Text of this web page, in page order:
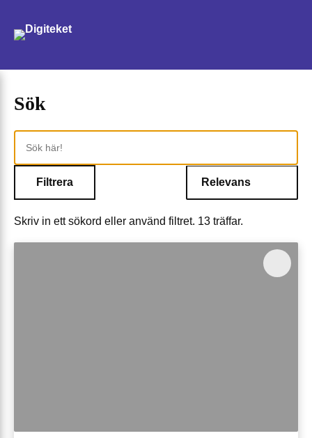
Sök
Filtrera
Skriv in ett sökord eller använd filtret. 13 träffar.